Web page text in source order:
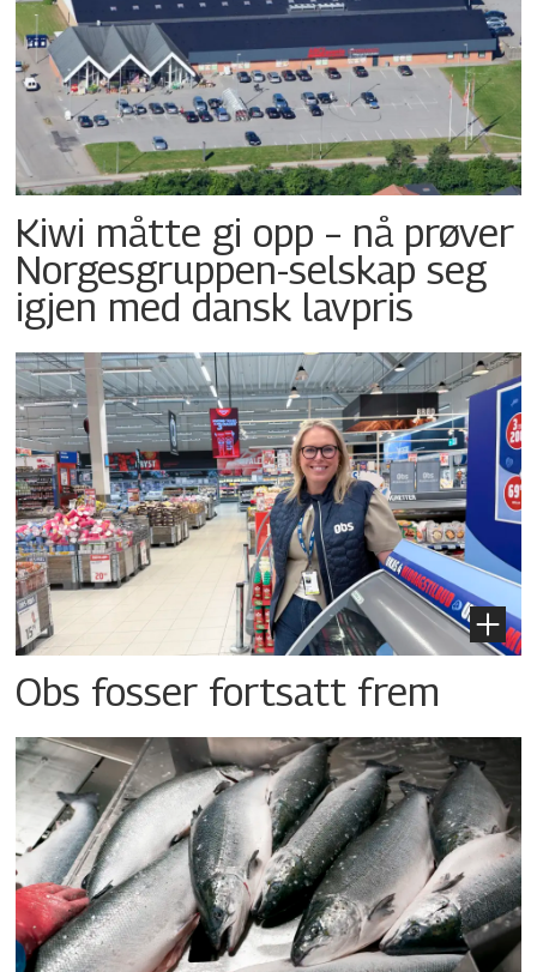
Kiwi måtte gi opp – nå prøver
Norgesgruppen-selskap seg
igjen med dansk lavpris
Obs fosser fortsatt frem